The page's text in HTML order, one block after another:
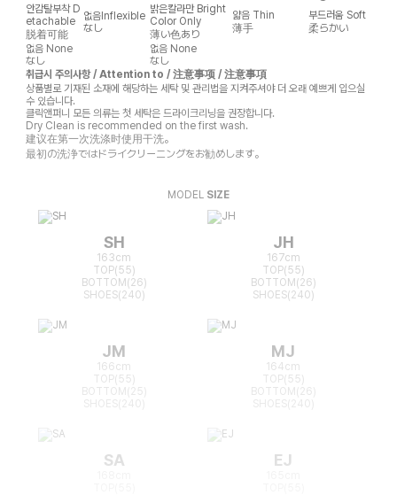
안감탈부착 D
etachable
脱着可能
없음 Inflexible
なし
밝은칼라만 Bright
Color Only
薄い色あり
얇음 Thin
薄手
부드러움 Soft
柔らかい
없음 None
なし
없음 None
なし
취급시 주의사항 / Attention to / 注意事项 / 注意事項
상품별로 기재된 소재에 해당하는 세탁 및 관리법을 지켜주셔야 더 오래 예쁘게 입으실
수 있습니다.
클릭앤퍼니 모든 의류는 첫 세탁은 드라이크리닝을 권장합니다.
Dry Clean is recommended on the first wash.
建议在第一次洗涤时使用干洗。
最初の洗浄ではドライクリーニングをお勧めします。
MODEL SIZE
SH
163cm
TOP(55)
BOTTOM(26)
SHOES(240)
JH
167cm
TOP(55)
BOTTOM(26)
SHOES(240)
JM
166cm
TOP(55)
BOTTOM(25)
MJ
164cm
TOP(55)
BOTTOM(26)
SA EJ